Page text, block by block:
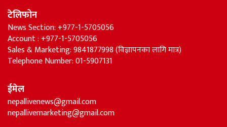
टेलिफोन
News Section: +977-1-5705056
Account : +977-1-5705056
Sales & Marketing: 9841877998 (विज्ञापनका लागि मात्र)
Telephone Number: 01-5907131
ईमेल
nepallivenews@gmail.com
nepallivemarketing@gmail.com